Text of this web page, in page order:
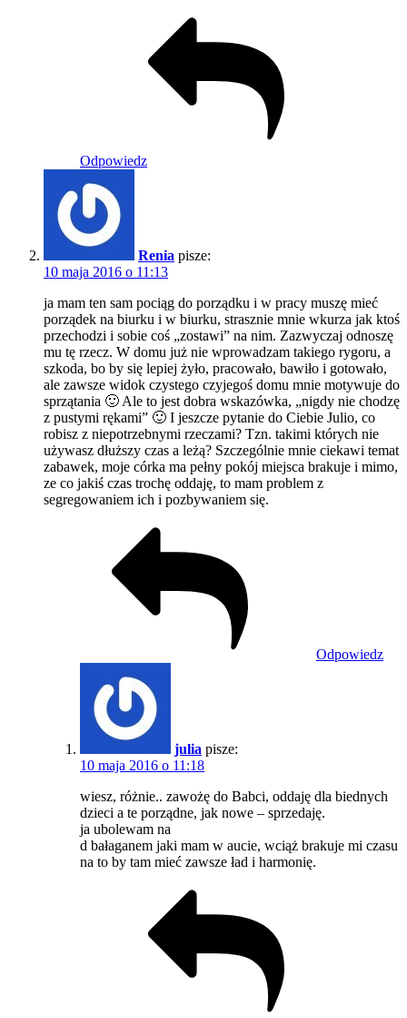
Odpowiedz
Renia pisze:
10 maja 2016 o 11:13
ja mam ten sam pociąg do porządku i w pracy muszę mieć
porządek na biurku i w biurku, strasznie mnie wkurza jak ktoś
przechodzi i sobie coś „zostawi” na nim. Zazwyczaj odnoszę
mu tę rzecz. W domu już nie wprowadzam takiego rygoru, a
szkoda, bo by się lepiej żyło, pracowało, bawiło i gotowało,
ale zawsze widok czystego czyjegoś domu mnie motywuje do
sprzątania 🙂 Ale to jest dobra wskazówka, „nigdy nie chodzę
z pustymi rękami” 🙂 I jeszcze pytanie do Ciebie Julio, co
robisz z niepotrzebnymi rzeczami? Tzn. takimi których nie
używasz dłuższy czas a leżą? Szczególnie mnie ciekawi temat
zabawek, moje córka ma pełny pokój miejsca brakuje i mimo,
ze co jakiś czas trochę oddaję, to mam problem z
segregowaniem ich i pozbywaniem się.
Odpowiedz
julia pisze:
10 maja 2016 o 11:18
wiesz, różnie.. zawożę do Babci, oddaję dla biednych
dzieci a te porządne, jak nowe – sprzedaję.
ja ubolewam na
d bałaganem jaki mam w aucie, wciąż brakuje mi czasu
na to by tam mieć zawsze ład i harmonię.